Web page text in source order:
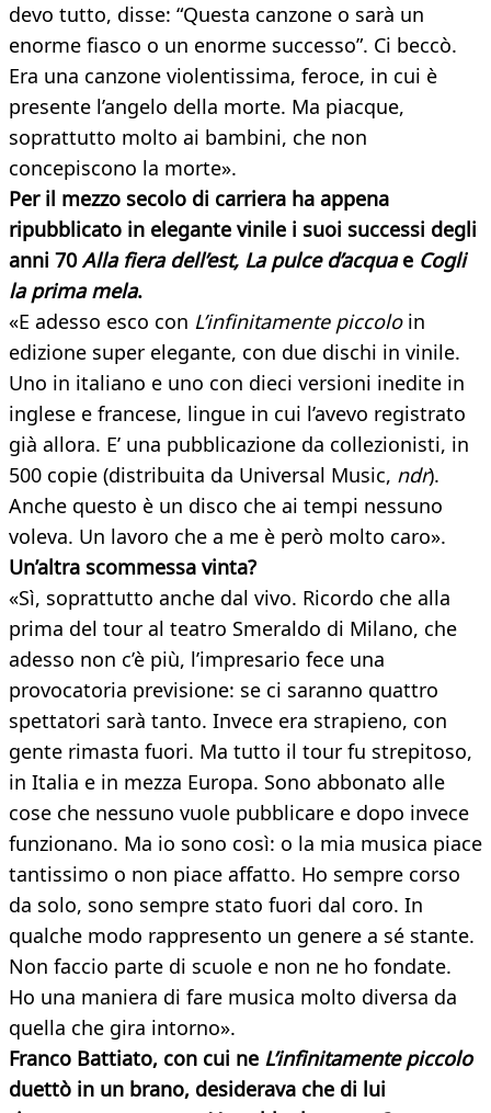
devo tutto, disse: “Questa canzone o sarà un
enorme fiasco o un enorme successo”. Ci beccò.
Era una canzone violentissima, feroce, in cui è
presente l’angelo della morte. Ma piacque,
soprattutto molto ai bambini, che non
concepiscono la morte».
Per il mezzo secolo di carriera ha appena
ripubblicato in elegante vinile i suoi successi degli
anni 70Alla fiera dell’est, La pulce d’acquae Cogli
la prima mela.
«E adesso esco con L’infinitamente piccolo in
edizione super elegante, con due dischi in vinile.
Uno in italiano e uno con dieci versioni inedite in
inglese e francese, lingue in cui l’avevo registrato
già allora. E’ una pubblicazione da collezionisti, in
500 copie (distribuita da Universal Music, ndr).
Anche questo è un disco che ai tempi nessuno
voleva. Un lavoro che a me è però molto caro».
Un’altra scommessa vinta?
«Sì, soprattutto anche dal vivo. Ricordo che alla
prima del tour al teatro Smeraldo di Milano, che
adesso non c’è più, l’impresario fece una
provocatoria previsione: se ci saranno quattro
spettatori sarà tanto. Invece era strapieno, con
gente rimasta fuori. Ma tutto il tour fu strepitoso,
in Italia e in mezza Europa. Sono abbonato alle
cose che nessuno vuole pubblicare e dopo invece
funzionano. Ma io sono così: o la mia musica piace
tantissimo o non piace affatto. Ho sempre corso
da solo, sono sempre stato fuori dal coro. In
qualche modo rappresento un genere a sé stante.
Non faccio parte di scuole e non ne ho fondate.
Ho una maniera di fare musica molto diversa da
quella che gira intorno».
Franco Battiato, con cui ne L’infinitamente piccolo
duettò in un brano, desiderava che di lui